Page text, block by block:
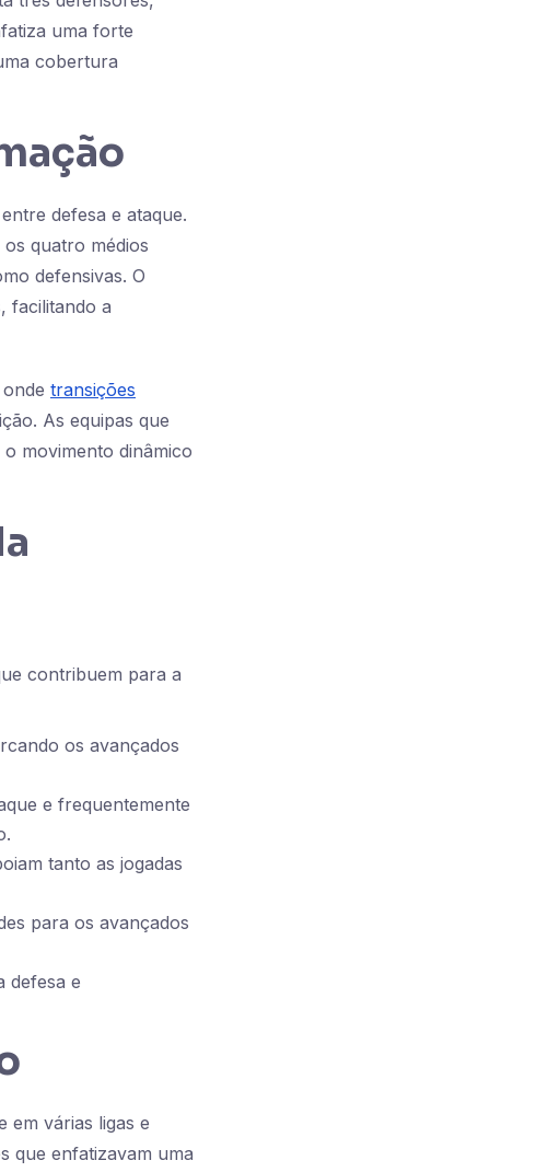
uma forte
cobertura
defesa e ataque.
quatro médios
defensivas. O
facilitando a
transições
As equipas que
movimento dinâmico
contribuem para a
os avançados
e frequentemente
tanto as jogadas
para os avançados
defesa e
em várias ligas e
que enfatizavam uma